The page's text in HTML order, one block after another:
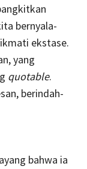
bernyala-
ekstase.
yang
quotable.
berindah-
bahwa ia